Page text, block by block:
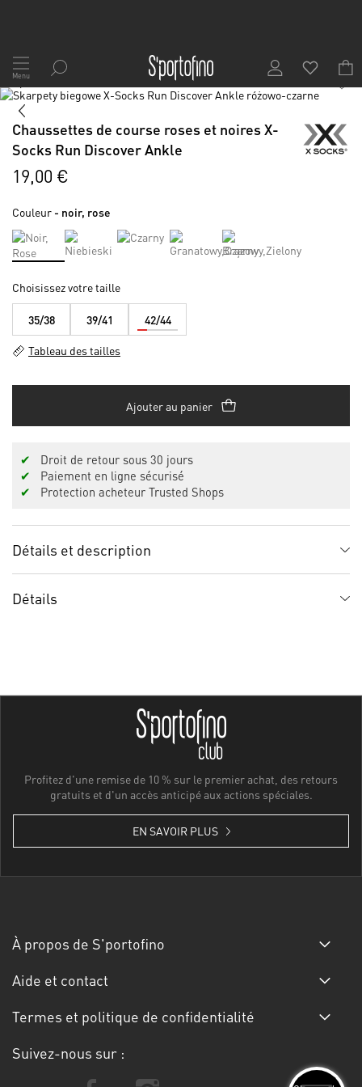
Allez
au
contenu
Menu
Skip
the
end
the
images
1/2
Skip
the
beginning
gallery
Chaussettes de course roses et noires X-
Socks Run Discover Ankle
19,00 €
Couleur - noir, rose
Choisissez votre taille
35/38 39/41 42/44
Tableau des tailles
Ajouter au panier
✔
Droit de retour sous 30 jours
✔
Paiement en ligne sécurisé
✔
Protection acheteur Trusted Shops
Détails et description
Détails
Profitez d'une remise de 10 % sur le premier achat, des retours
gratuits et d'un accès anticipé aux actions spéciales.
EN SAVOIR PLUS
À propos de S'portofino
Aide et contact
Termes et politique de confidentialité
Suivez-nous sur :